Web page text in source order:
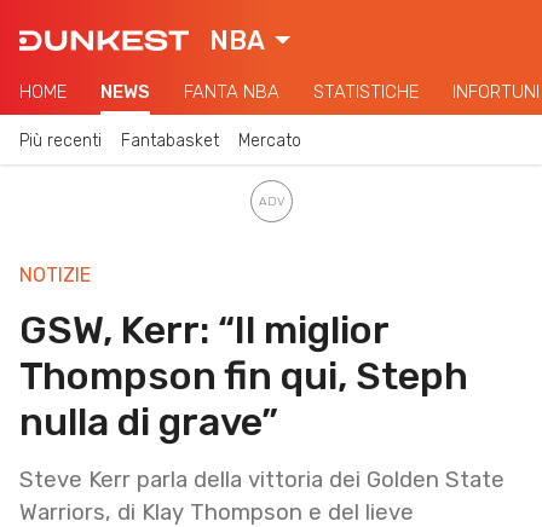
NBA
HOME NEWS FANTA NBA STATISTICHE INFORTUNI
Più recenti Fantabasket Mercato
NOTIZIE
GSW, Kerr: “Il miglior
Thompson fin qui, Steph
nulla di grave”
Steve Kerr parla della vittoria dei Golden State
Warriors, di Klay Thompson e del lieve